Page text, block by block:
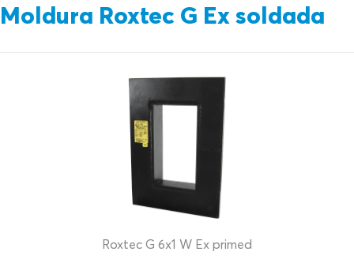
Moldura Roxtec G Ex soldada
Roxtec G 6x1 W Ex primed